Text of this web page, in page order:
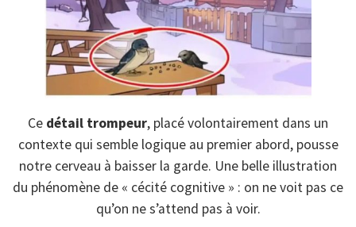
Ce détail trompeur, placé volontairement dans un
contexte qui semble logique au premier abord, pousse
notre cerveau à baisser la garde. Une belle illustration
du phénomène de « cécité cognitive » : on ne voit pas ce
qu’on ne s’attend pas à voir.